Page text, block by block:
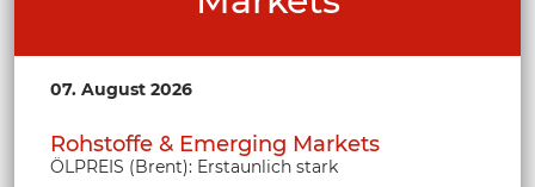
07. August 2026
Rohstoffe & Emerging Markets
ÖLPREIS (Brent): Erstaunlich stark